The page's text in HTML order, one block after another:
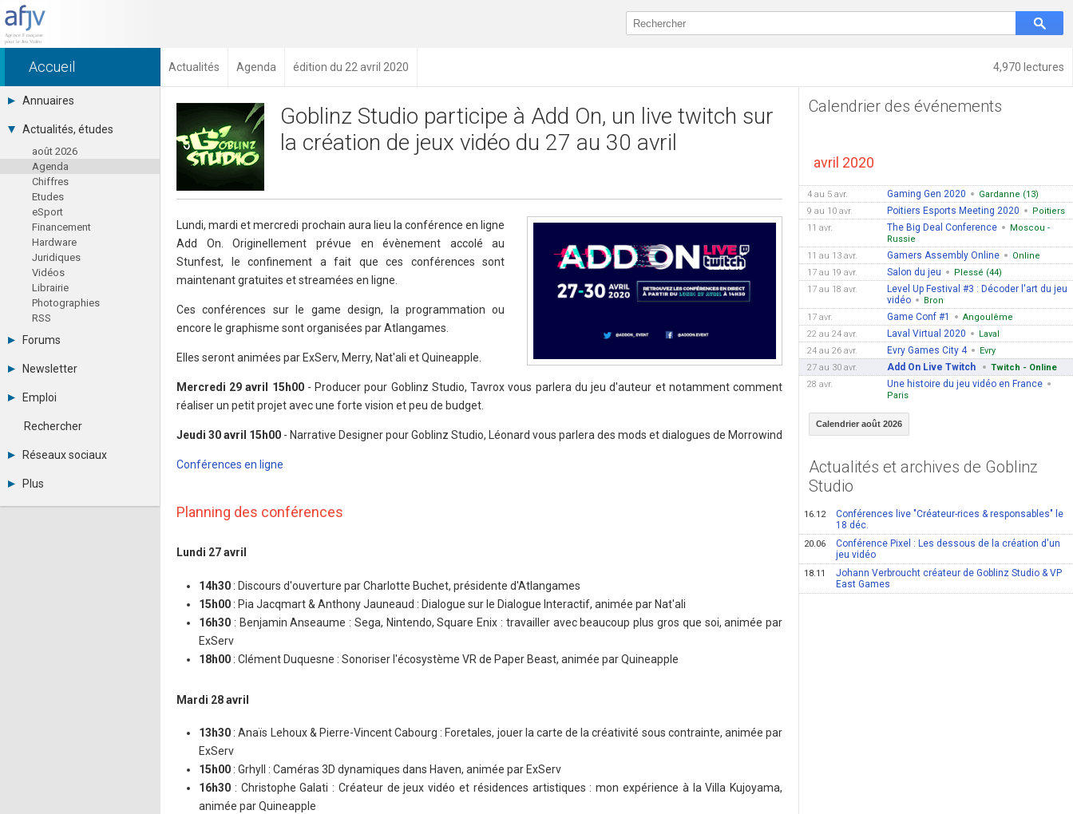
4,970 lectures
Accueil Actualités Agenda édition du 22 avril 2020
Annuaires
Toutes les sociétés (691)
Studios (418)
Editeurs (49)
Distributeurs (16)
Hard. / Accessoires (10)
Middlewares (15)
Prestataires (99)
Assoc. / Syndicats (21)
Formations / Ecoles (46)
Presse spécialisée (17)
Actualités, études
août 2026
Agenda
Chiffres
Etudes
eSport
Financement
Hardware
Juridiques
Vidéos
Librairie
Photographies
RSS
Forums
Tous les forums
Se connecter
Messages privés
Contacter un modérateur
Newsletter
Archives
Abonnement
Emploi
Consulter les annonces
Observatoire de l'emploi
Rechercher
Réseaux sociaux
LinkedIn
Plus
Annonceurs
Goblinz Studio participe à Add On, un live twitch sur
la création de jeux vidéo du 27 au 30 avril
Lundi, mardi et mercredi prochain aura lieu la conférence en ligne
Add On. Originellement prévue en évènement accolé au
Stunfest, le confinement a fait que ces conférences sont
maintenant gratuites et streamées en ligne.
Ces conférences sur le game design, la programmation ou
encore le graphisme sont organisées par Atlangames.
Elles seront animées par ExServ, Merry, Nat'ali et Quineapple.
Mercredi 29 avril 15h00- Producer pour Goblinz Studio, Tavrox vous parlera du jeu d'auteur et notamment comment
réaliser un petit projet avec une forte vision et peu de budget.
Jeudi 30 avril 15h00 - Narrative Designer pour Goblinz Studio, Léonard vous parlera des mods et dialogues de Morrowind
Conférences en ligne
Planning des conférences
Lundi 27 avril
14h30 : Discours d'ouverture par Charlotte Buchet, présidente d'Atlangames
15h00 : Pia Jacqmart & Anthony Jauneaud : Dialogue sur le Dialogue Interactif, animée par Nat'ali
16h30 : Benjamin Anseaume : Sega, Nintendo, Square Enix : travailler avec beaucoup plus gros que soi, animée par
ExServ
18h00 : Clément Duquesne : Sonoriser l'écosystème VR de Paper Beast, animée par Quineapple
Mardi 28 avril
13h30 : Anaïs Lehoux & Pierre-Vincent Cabourg : Foretales, jouer la carte de la créativité sous contrainte, animée par
ExServ
15h00 : Grhyll : Caméras 3D dynamiques dans Haven, animée par ExServ
16h30 : Christophe Galati : Créateur de jeux vidéo et résidences artistiques : mon expérience à la Villa Kujoyama,
animée par Quineapple
Calendrier des événements
avril 2020
4 au 5 avr. Gaming Gen 2020
Gardanne (13)
9 au 10 avr.
Poitiers Esports Meeting 2020
Poitiers
11 avr.
The Big Deal Conference
Moscou -
Russie
11 au 13 avr.
Gamers Assembly Online
Online
17 au 19 avr.
Salon du jeu
Plessé (44)
17 au 18 avr.
Level Up Festival #3 : Décoder l'art du jeu
vidéo
Bron
17 avr.
Game Conf #1
Angoulême
22 au 24 avr.
Laval Virtual 2020
Laval
24 au 26 avr.
Evry Games City 4
Evry
27 au 30 avr.
Add On Live Twitch
Twitch - Online
28 avr.
Une histoire du jeu vidéo en France
Paris
Calendrier août 2026
Actualités et archives de Goblinz
Studio
16.12
Conférences live "Créateur-rices & responsables" le
18 déc.
20.06
Conférence Pixel : Les dessous de la création d'un
jeu vidéo
18.11
Johann Verbroucht créateur de Goblinz Studio & VP
East Games